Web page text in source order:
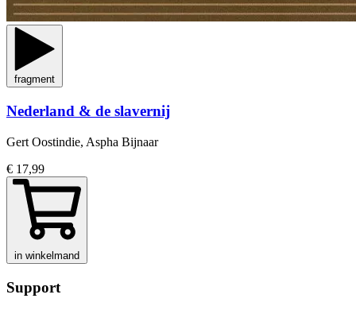
fragment
Nederland & de slavernij
Gert Oostindie, Aspha Bijnaar
€ 17,99
in winkelmand
Support